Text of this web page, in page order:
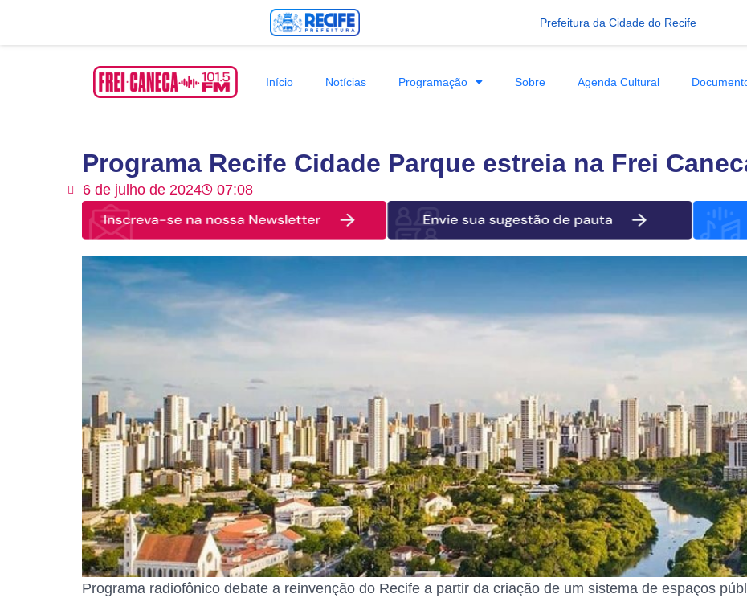
Prefeitura da Cidade do Recife
Início Notícias Programação Sobre Agenda Cultural
Programa Recife Cidade Parque estreia na Frei
6 de julho de 2024 07:08
Programa radiofônico debate a reinvenção do Recife a partir da criação de um sistema de espaços